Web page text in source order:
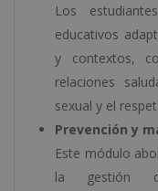
Los
educativos
y contextos,
relaciones
sexual y el
Prevención y
Este módulo
la gestión